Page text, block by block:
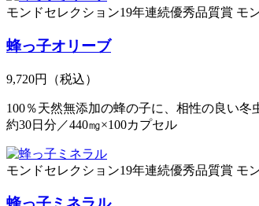
モンドセレクション19年連続優秀品質賞 モ
蜂っ子オリーブ
9,720円 （税込）
100％天然無添加の蜂の子に、相性の良い
約30日分／440㎎×100カプセル
モンドセレクション19年連続優秀品質賞 モ